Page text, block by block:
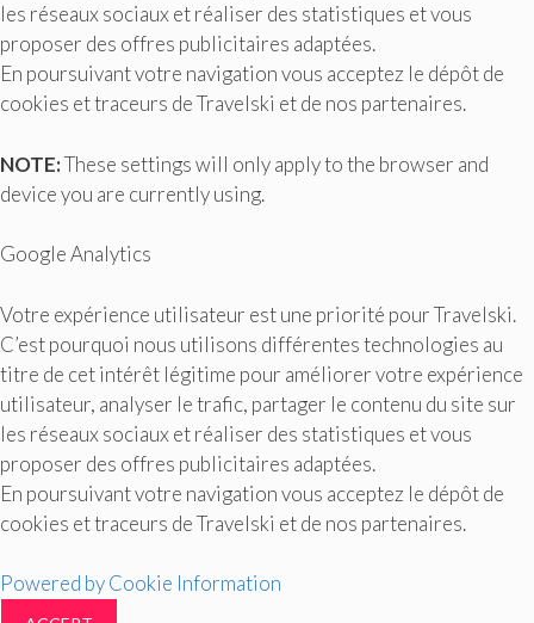
les réseaux sociaux et réaliser des statistiques et vous
proposer des offres publicitaires adaptées.
En poursuivant votre navigation vous acceptez le dépôt de
cookies et traceurs de Travelski et de nos partenaires.
NOTE:These settings will only apply to the browser and
device you are currently using.
Google Analytics
Votre expérience utilisateur est une priorité pour Travelski.
C’est pourquoi nous utilisons différentes technologies au
titre de cet intérêt légitime pour améliorer votre expérience
utilisateur, analyser le trafic, partager le contenu du site sur
les réseaux sociaux et réaliser des statistiques et vous
proposer des offres publicitaires adaptées.
En poursuivant votre navigation vous acceptez le dépôt de
cookies et traceurs de Travelski et de nos partenaires.
Powered by Cookie Information